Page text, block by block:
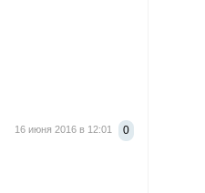
0
16 июня 2016 в 12:01